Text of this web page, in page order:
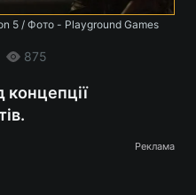
5 / Фото - Playground Games
875
концепції
Реклама